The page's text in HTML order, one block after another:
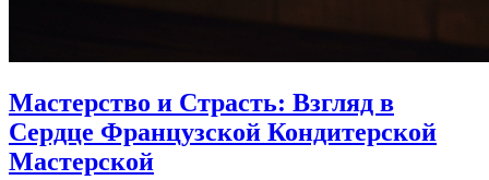
Мастерство и Страсть: Взгляд в
Сердце Французской Кондитерской
Мастерской